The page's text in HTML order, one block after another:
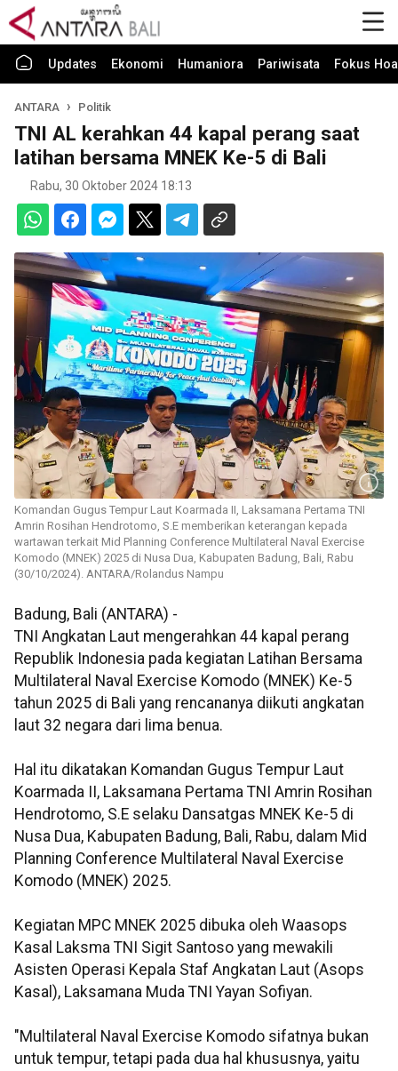
Updates Ekonomi Humaniora Pariwisata Fokus
ANTARA Politik
TNI AL kerahkan 44 kapal perang saat
latihan bersama MNEK Ke-5 di Bali
Rabu, 30 Oktober 2024 18:13
Komandan Gugus Tempur Laut Koarmada II, Laksamana Pertama TNI
Amrin Rosihan Hendrotomo, S.E memberikan keterangan kepada
wartawan terkait Mid Planning Conference Multilateral Naval Exercise
Komodo (MNEK) 2025 di Nusa Dua, Kabupaten Badung, Bali, Rabu
(30/10/2024). ANTARA/Rolandus Nampu
Badung, Bali (ANTARA) -
TNI Angkatan Laut mengerahkan 44 kapal perang
Republik Indonesia pada kegiatan Latihan Bersama
Multilateral Naval Exercise Komodo (MNEK) Ke-5
tahun 2025 di Bali yang rencananya diikuti angkatan
laut 32 negara dari lima benua.
Hal itu dikatakan Komandan Gugus Tempur Laut
Koarmada II, Laksamana Pertama TNI Amrin Rosihan
Hendrotomo, S.E selaku Dansatgas MNEK Ke-5 di
Nusa Dua, Kabupaten Badung, Bali, Rabu, dalam Mid
Planning Conference Multilateral Naval Exercise
Komodo (MNEK) 2025.
Kegiatan MPC MNEK 2025 dibuka oleh Waasops
Kasal Laksma TNI Sigit Santoso yang mewakili
Asisten Operasi Kepala Staf Angkatan Laut (Asops
Kasal), Laksamana Muda TNI Yayan Sofiyan.
"Multilateral Naval Exercise Komodo sifatnya bukan
untuk tempur, tetapi pada dua hal khususnya, yaitu